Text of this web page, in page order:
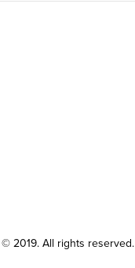
© 2019. All rights reserved.